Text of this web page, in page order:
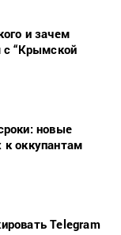
и зачем
с “Крымской
новые
оккупантам
Telegram